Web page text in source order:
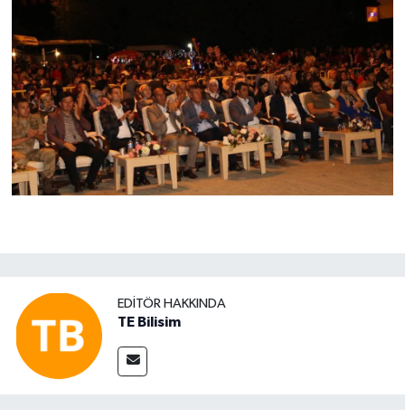
EDITÖR HAKKINDA
TE Bilisim